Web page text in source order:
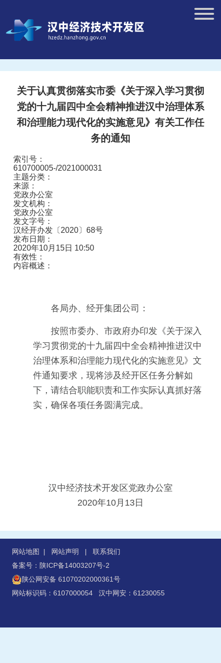
关于认真贯彻落实市委《关于深入学习贯彻
党的十九届四中全会精神推进汉中治理体系
和治理能力现代化的实施意见》有关工作任
务的通知
索引号：
610700005-/2021000031
主题分类：
来源：
党政办公室
发文机构：
党政办公室
发文字号：
汉经开办发〔2020〕68号
发布日期：
2020年10月15日 10:50
有效性：
内容概述：
各局办、经开集团公司：
按照市委办、市政府办印发《关于深入
学习贯彻党的十九届四中全会精神推进汉中
治理体系和治理能力现代化的实施意见》文
件通知要求，现将涉及经开区任务分解如
下，请结合职能职责和工作实际认真抓好落
实，确保各项任务圆满完成。
汉中经济技术开发区党政办公室
2020年10月13日
网站地图 | 网站声明 | 联系我们
备案号：陕ICP备14003207号-2
陕公网安备 61070202000361号
网站标识码：6107000054 汉中网安：61230055